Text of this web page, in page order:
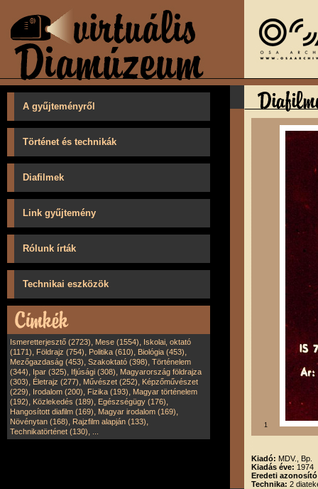
A gyűjteményről
Történet és technikák
Diafilmek
Link gyűjtemény
Rólunk írták
Technikai eszközök
Ismeretterjesztő (2723), Mese (1554), Iskolai, oktató
(1171), Földrajz (754), Politika (610), Biológia (453),
Mezőgazdaság (453), Szakoktató (398), Történelem
(344), Ipar (325), Ifjúsági (308), Magyarország földrajza
(303), Életrajz (277), Művészet (252), Képzőművészet
(229), Irodalom (200), Fizika (193), Magyar történelem
(192), Közlekedés (189), Egészségügy (176),
Hangosított diafilm (169), Magyar irodalom (169),
Növénytan (168), Rajzfilm alapján (133),
Technikatörténet (130),
1
Kiadó: MDV., Bp.
Kiadás éve: 1974
Eredeti
Technika: 2